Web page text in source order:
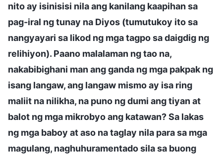
nito ay isinisisi nila ang kanilang kaapihan sa
pag-iral ng tunay na Diyos (tumutukoy ito sa
nangyayari sa likod ng mga tagpo sa daigdig ng
relihiyon). Paano malalaman ng tao na,
nakabibighani man ang ganda ng mga pakpak ng
isang langaw, ang langaw mismo ay isa ring
maliit na nilikha, na puno ng dumi ang tiyan at
balot ng mga mikrobyo ang katawan? Sa lakas
ng mga baboy at aso na taglay nila para sa mga
magulang, naghuhuramentado sila sa buong